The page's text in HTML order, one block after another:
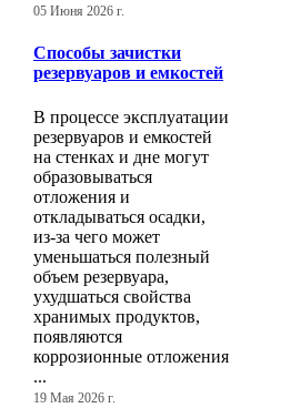
05 Июня 2026 г.
Способы зачистки
резервуаров и емкостей
В процессе эксплуатации
резервуаров и емкостей
на стенках и дне могут
образовываться
отложения и
откладываться осадки,
из-за чего может
уменьшаться полезный
объем резервуара,
ухудшаться свойства
хранимых продуктов,
появляются
коррозионные отложения
...
19 Мая 2026 г.